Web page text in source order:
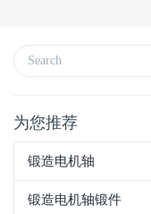
为您推荐
锻造电机轴
锻造电机轴锻件